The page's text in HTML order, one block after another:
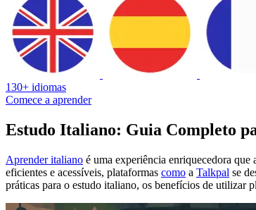
130+ idiomas
Comece a aprender
Estudo Italiano: Guia Completo
Aprender italiano é uma experiência enriquecedora
eficientes e acessíveis, plataformas como a Talkpal se
práticas para o estudo italiano, os benefícios de utilizar